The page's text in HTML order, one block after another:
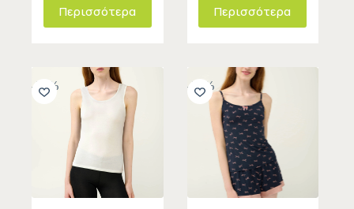
Περισσότερα Περισσότερα
-30% -30%